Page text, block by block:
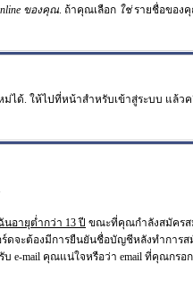
ของคุณ. ถ้าคุณเลือก ใช่รายชื่อของคุ
ม่ได้. ให้ไปที่หน้าสำหรับเข้าสู่ระบบ แล้ว
นอายุต่ำกว่า 13 ปี ขณะที่คุณกำลังสมัคร
จะต้องมีการยืนยันชื่อบัญชีหลังทำการ
e-mail คุณแน่ใจหรือว่า email ที่คุณกร